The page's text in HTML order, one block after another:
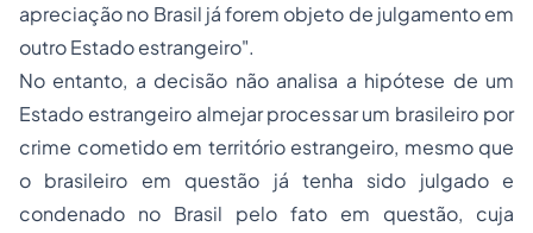
apreciação no Brasil já forem objeto de julgamento em
outro Estado estrangeiro".
No entanto, a decisão não analisa a hipótese de um
Estado estrangeiro almejar processar um brasileiro por
crime cometido em território estrangeiro, mesmo que
o brasileiro em questão já tenha sido julgado e
condenado no Brasil pelo fato em questão, cuja